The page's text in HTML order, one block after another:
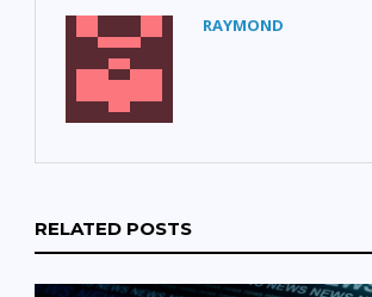
RAYMOND
RELATED POSTS